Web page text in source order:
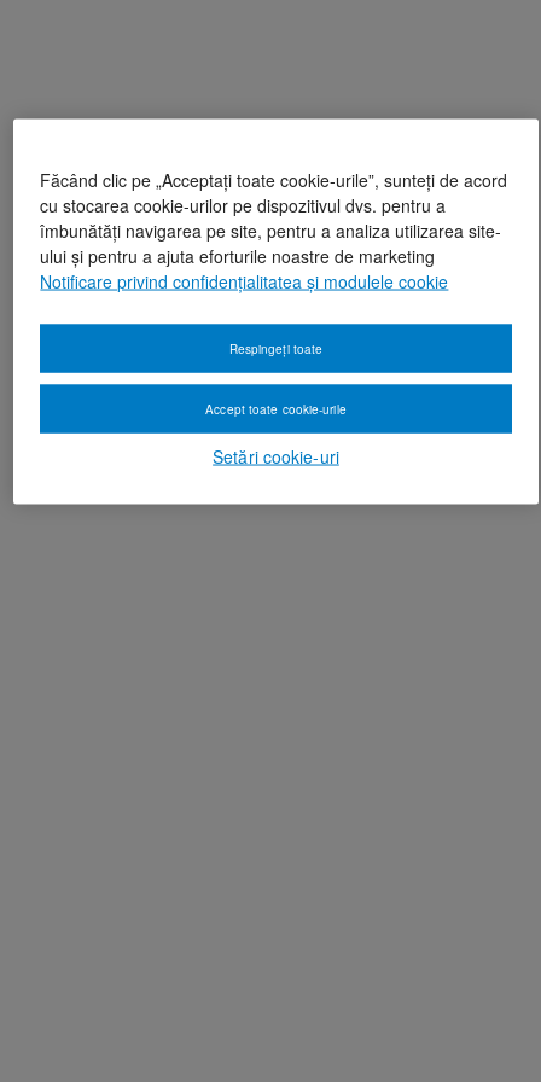
Făcând clic pe „Acceptați toate cookie-urile”, sunteți de acord
cu stocarea cookie-urilor pe dispozitivul dvs. pentru a
îmbunătăți navigarea pe site, pentru a analiza utilizarea site-
ului și pentru a ajuta eforturile noastre de marketing
Notificare privind confidențialitatea și modulele cookie
Setări cookie-uri
Respingeți toate
Accept toate cookie-urile